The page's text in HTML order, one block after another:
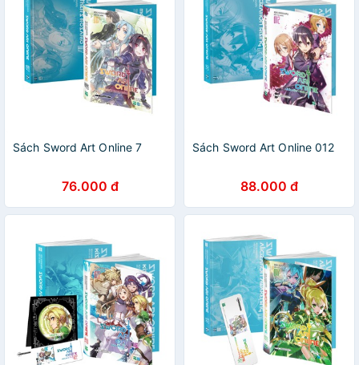
Sách Sword Art Online 7
76.000 đ
Sách Sword Art Online 012
88.000 đ